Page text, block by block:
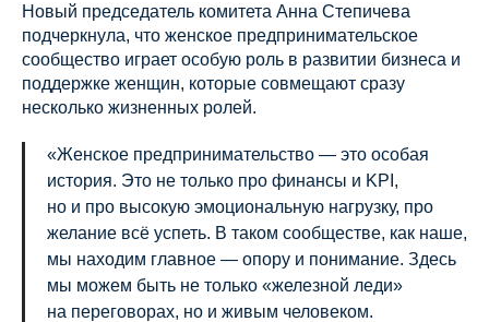
Новый председатель комитета Анна Степичева
подчеркнула, что женское предпринимательское
сообщество играет особую роль в развитии бизнеса и
поддержке женщин, которые совмещают сразу
несколько жизненных ролей.
«Женское предпринимательство — это особая
история. Это не только про финансы и KPI,
но и про высокую эмоциональную нагрузку, про
желание всё успеть. В таком сообществе, как наше,
мы находим главное — опору и понимание. Здесь
мы можем быть не только «железной леди»
на переговорах, но и живым человеком.